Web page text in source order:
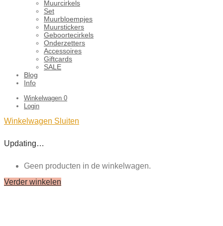
Muurcirkels
Set
Muurbloempjes
Muurstickers
Geboortecirkels
Onderzetters
Accessoires
Giftcards
SALE
Blog
Info
Winkelwagen 0
Login
Winkelwagen Sluiten
Updating…
Geen producten in de winkelwagen.
Verder winkelen